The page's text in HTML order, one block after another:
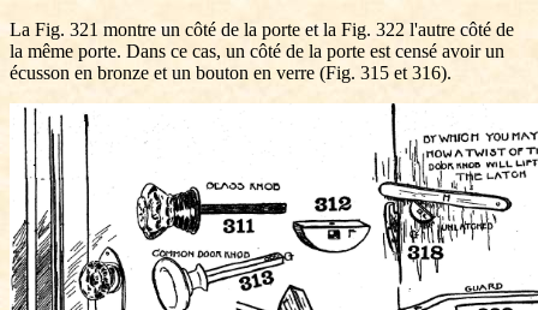
La Fig. 321 montre un côté de la porte et la Fig. 322 l'autre côté de
la même porte. Dans ce cas, un côté de la porte est censé avoir un
écusson en bronze et un bouton en verre (Fig. 315 et 316).